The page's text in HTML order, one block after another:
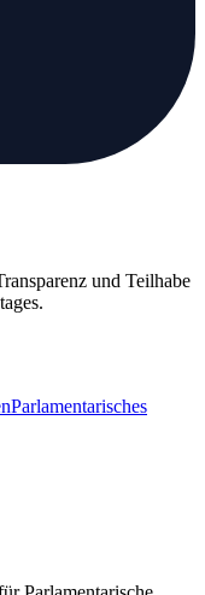
und Teilhabe
Parlamentarisches